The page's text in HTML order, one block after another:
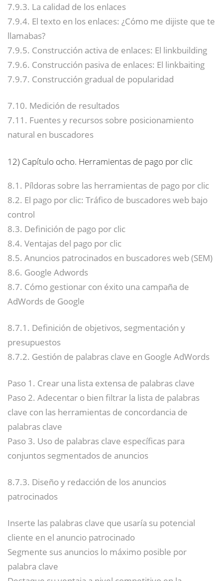
7.9.3. La calidad de los enlaces
7.9.4. El texto en los enlaces: ¿Cómo me dijiste que te
llamabas?
7.9.5. Construcción activa de enlaces: El linkbuilding
7.9.6. Construcción pasiva de enlaces: El linkbaiting
7.9.7. Construcción gradual de popularidad
7.10. Medición de resultados
7.11. Fuentes y recursos sobre posicionamiento
natural en buscadores
12) Capítulo ocho. Herramientas de pago por clic
8.1. Píldoras sobre las herramientas de pago por clic
8.2. El pago por clic: Tráfico de buscadores web bajo
control
8.3. Definición de pago por clic
8.4. Ventajas del pago por clic
8.5. Anuncios patrocinados en buscadores web (SEM)
8.6. Google Adwords
8.7. Cómo gestionar con éxito una campaña de
AdWords de Google
8.7.1. Definición de objetivos, segmentación y
presupuestos
8.7.2. Gestión de palabras clave en Google AdWords
Paso 1. Crear una lista extensa de palabras clave
Paso 2. Adecentar o bien filtrar la lista de palabras
clave con las herramientas de concordancia de
palabras clave
Paso 3. Uso de palabras clave específicas para
conjuntos segmentados de anuncios
8.7.3. Diseño y redacción de los anuncios
patrocinados
Inserte las palabras clave que usaría su potencial
cliente en el anuncio patrocinado
Segmente sus anuncios lo máximo posible por
palabra clave